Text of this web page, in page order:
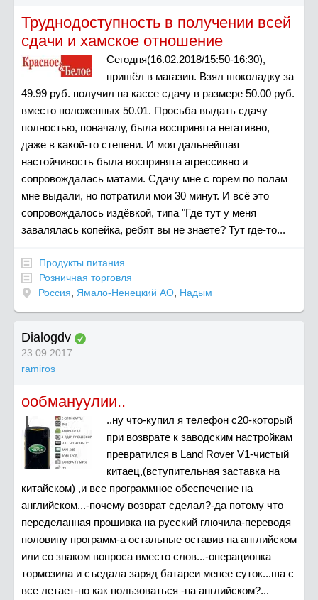
Труднодоступность в получении всей
сдачи и хамское отношение
Сегодня(16.02.2018/15:50-16:30),
пришёл в магазин. Взял шоколадку за
49.99 руб. получил на кассе сдачу в размере 50.00 руб.
вместо положенных 50.01. Просьба выдать сдачу
полностью, поначалу, была воспринята негативно,
даже в какой-то степени. И моя дальнейшая
настойчивость была воспринята агрессивно и
сопровождалась матами. Сдачу мне с горем по полам
мне выдали, но потратили мои 30 минут. И всё это
сопровождалось издёвкой, типа "Где тут у меня
завалялась копейка, ребят вы не знаете? Тут где-то...
Продукты питания
Розничная торговля
Россия
Ямало-Ненецкий АО Надым
Dialogdv
23.09.2017
ramiros
ообмануулии..
..ну что-купил я телефон с20-который
при возврате к заводским настройкам
превратился в Land Rover V1-чистый
китаец,(вступительная заставка на
китайском) ,и все программное обеспечение на
английском...-почему возврат сделал?-да потому что
переделанная прошивка на русский глючила-переводя
половину программ-а остальные оставив на английском
или со знаком вопроса вместо слов...-операционка
тормозила и съедала заряд батареи менее суток...ша с
все летает-но как пользоваться -на английском?...